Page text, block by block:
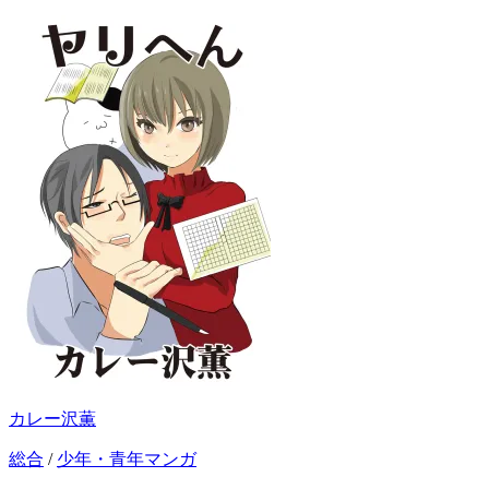
カレー沢薫
総合 / 少年・青年マンガ